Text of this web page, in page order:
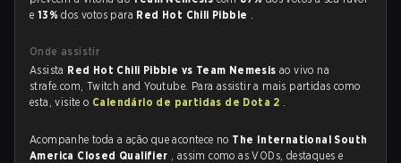
e 13%dos votos para Red Hot Chili Pibble .
Onde assistir
Assista Red Hot Chili Pibble vs Team Nemesisao vivo na
strafe.com, Twitch and Youtube. Para assistir a mais partidas como
esta, visite o Calendário de partidas de Dota 2 .
Acompanhe toda a ação que acontece no The International South
America Closed Qualifier , assim como as VODs, destaques e